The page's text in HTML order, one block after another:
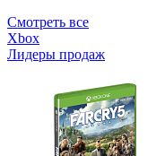
Смотреть все
Xbox
Лидеры продаж